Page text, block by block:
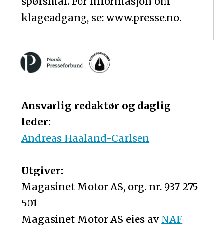
klageadgang, se: www.presse.no.
Ansvarlig redaktør og daglig
leder:
Andreas Haaland-Carlsen
Utgiver:
Magasinet Motor AS, org. nr. 937 275
501
Magasinet Motor AS eies av NAF